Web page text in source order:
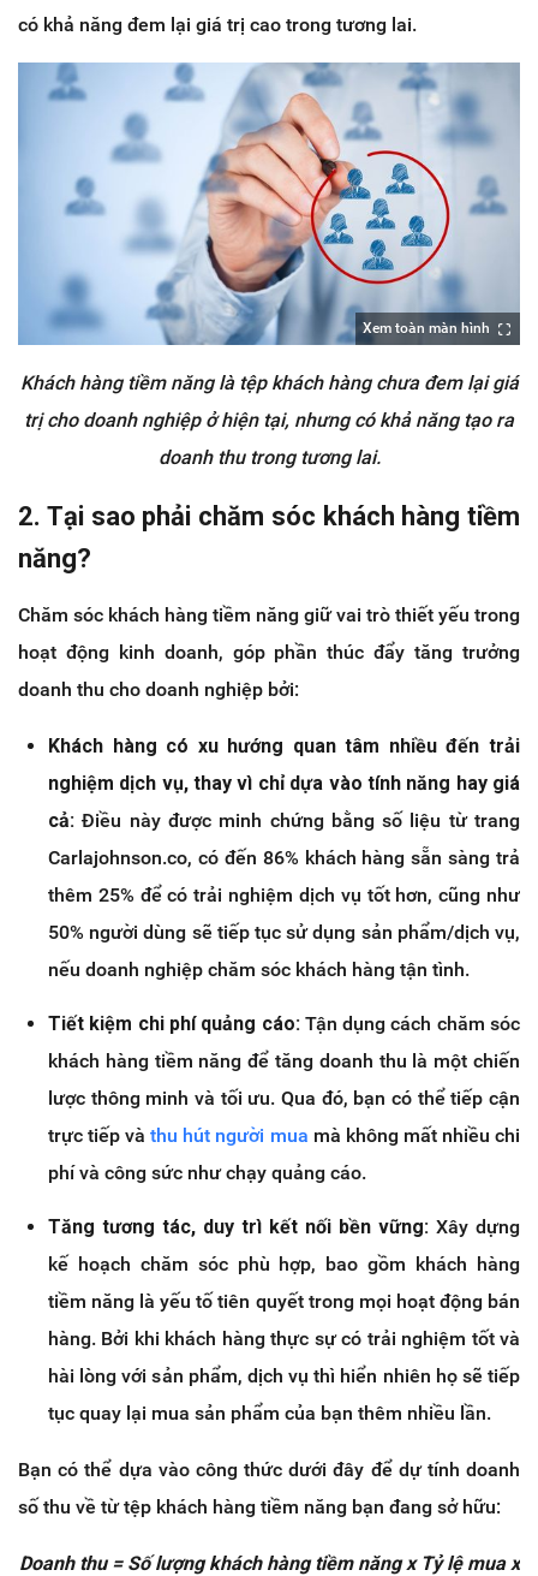
có khả năng đem lại giá trị cao trong tương lai.
Xem toàn màn hình
Khách hàng tiềm năng là tệp khách hàng chưa đem lại giá
trị cho doanh nghiệp ở hiện tại, nhưng có khả năng tạo ra
doanh thu trong tương lai.
2. Tại sao phải chăm sóc khách hàng tiềm
năng?
Chăm sóc khách hàng tiềm năng giữ vai trò thiết yếu trong
hoạt động kinh doanh, góp phần thúc đẩy tăng trưởng
doanh thu cho doanh nghiệp bởi:
Khách hàng có xu hướng quan tâm nhiều đến trải
nghiệm dịch vụ, thay vì chỉ dựa vào tính năng hay giá
cả:Điều này được minh chứng bằng số liệu từ trang
Carlajohnson.co, có đến 86% khách hàng sẵn sàng trả
thêm 25% để có trải nghiệm dịch vụ tốt hơn, cũng như
50% người dùng sẽ tiếp tục sử dụng sản phẩm/dịch vụ,
nếu doanh nghiệp chăm sóc khách hàng tận tình.
Tiết kiệm chi phí quảng cáo: Tận dụng cách chăm sóc
khách hàng tiềm năng để tăng doanh thu là một chiến
lược thông minh và tối ưu. Qua đó, bạn có thể tiếp cận
trực tiếp vàthu hút người mua mà không mất nhiều chi
phí và công sức như chạy quảng cáo.
Tăng tương tác, duy trì kết nối bền vững: Xây dựng
kế hoạch chăm sóc phù hợp, bao gồm khách hàng
tiềm năng là yếu tố tiên quyết trong mọi hoạt động bán
hàng. Bởi khi khách hàng thực sự có trải nghiệm tốt và
hài lòng với sản phẩm, dịch vụ thì hiển nhiên họ sẽ tiếp
tục quay lại mua sản phẩm của bạn thêm nhiều lần.
Bạn có thể dựa vào công thức dưới đây để dự tính doanh
số thu về từ tệp khách hàng tiềm năng bạn đang sở hữu:
Doanh thu = Số lượng khách hàng tiềm năng x Tỷ lệ mua x